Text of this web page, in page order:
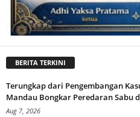
BERITA TERKINI
Terungkap dari Pengembangan
Mandau Bongkar Peredaran Sabu
Aug 7, 2026